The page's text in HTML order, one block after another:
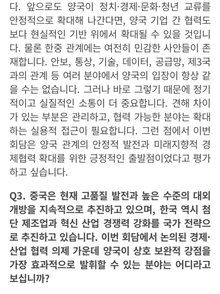
다. 앞으로도 양국이 정치·경제·문화·청년 교류를
안정적으로 확대해 나간다면, 양국 기업 간 협력도
보다 현실적인 기반 위에서 확대될 수 있을 것입니
다. 물론 한중 관계에는 여전히 민감한 사안들이 존
재합니다. 안보, 통상, 기술, 데이터, 공급망, 제3국
과의 관계 등 여러 분야에서 양국의 입장이 항상 같
을 수는 없습니다. 그러나 바로 그렇기 때문에 정기
적이고 실질적인 소통이 더 중요합니다. 견해 차이
가 있는 부분은 관리하고, 협력 가능한 분야는 확대
하는 실용적 접근이 필요합니다. 그런 점에서 이번
회담은 양국 관계의 안정적 발전과 미래지향적 경
제협력 확대를 위한 긍정적인 출발점이었다고 평가
하고 싶습니다.
Q3. 중국은 현재 고품질 발전과 높은 수준의 대외
개방을 지속적으로 추진하고 있으며, 한국 역시 첨
단 제조업과 혁신 산업 경쟁력 강화를 국가 전략으
로 추진하고 있습니다. 이번 회담에서 논의된 경제·
산업 협력 의제 가운데 양국이 상호 보완적 강점을
가장 효과적으로 발휘할 수 있는 분야는 어디라고
보십니까?